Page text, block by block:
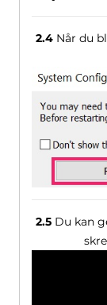
2.4Når du
2.5 Du kan